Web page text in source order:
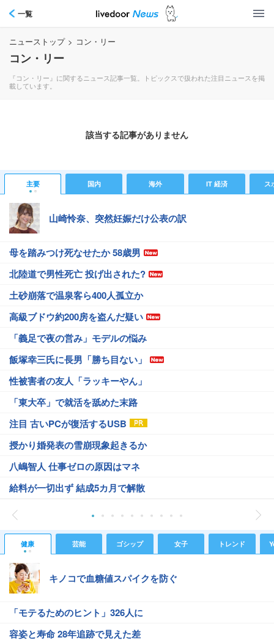
一覧
ニューストップ > コン・リー
コン・リー
『コン・リー』に関するニュース記事一覧。トピックスで扱われた注目ニュースを掲
載しています。
該当する記事がありません
主要 国内 海外 IT 経済 ス
山崎怜奈、突然妊娠だけ公表の訳
母を踏みつけ死なせたか 58歳男
北陸道で男性死亡 投げ出された?
土砂崩落で温泉客ら400人孤立か
高級ブドウ約200房を盗んだ疑い
「義足で夜の営み」モデルの悩み
飯塚幸三氏に長男「勝ち目ない」
性被害者の友人「ラッキーやん」
「東大卒」で就活を舐めた末路
注目 古いPCが復活するUSB
授かり婚発表の雪崩現象起きるか
八嶋智人 仕事ゼロの原因はマネ
給料が一切出ず 結成5カ月で解散
健康 芸能 ゴシップ 女子 トレンド
キノコで血糖値スパイクを防ぐ
「モテるためのヒント」326人に
容姿と寿命 28年追跡で見えた差